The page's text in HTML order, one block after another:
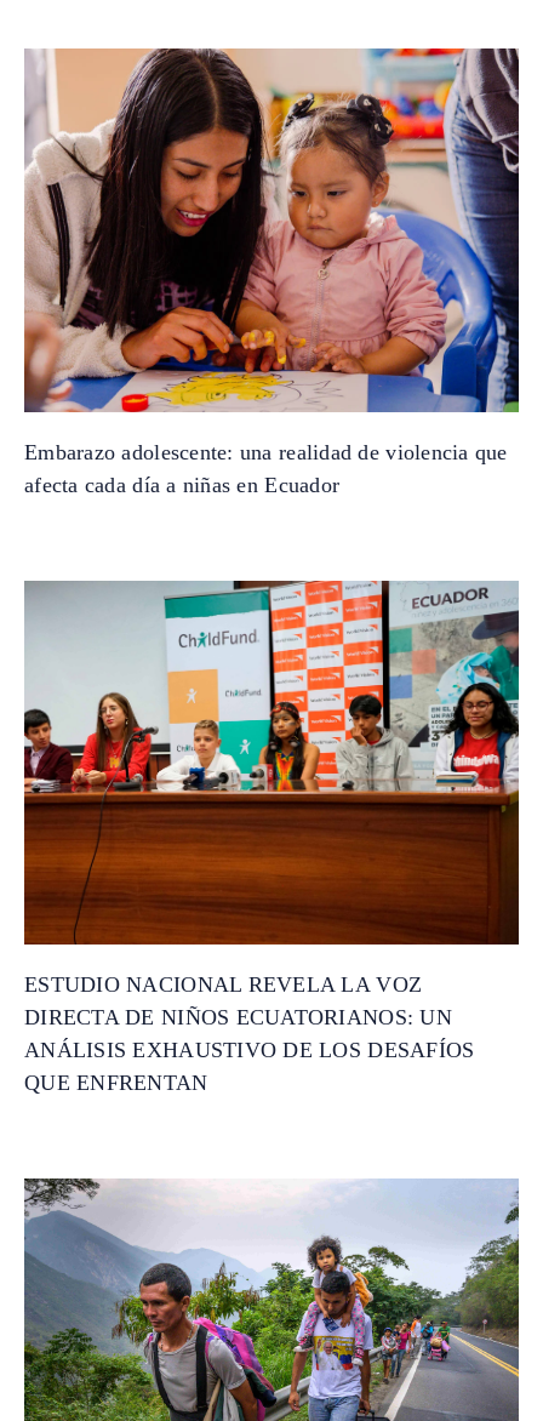
Embarazo adolescente: una realidad de violencia que
afecta cada día a niñas en Ecuador
ESTUDIO NACIONAL REVELA LA VOZ
DIRECTA DE NIÑOS ECUATORIANOS: UN
ANÁLISIS EXHAUSTIVO DE LOS DESAFÍOS
QUE ENFRENTAN